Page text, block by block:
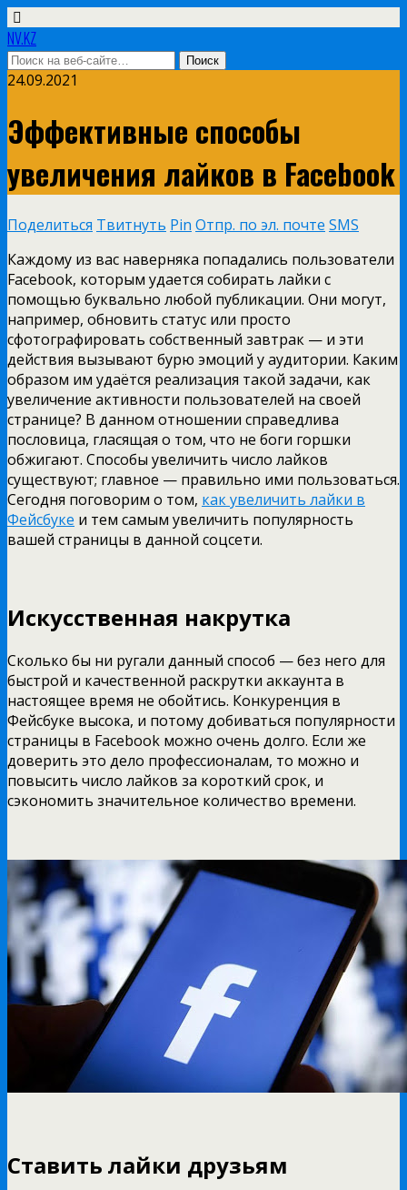
NV.KZ
24.09.2021
Эффективные способы
увеличения лайков в Facebook
Поделиться Твитнуть Pin Отпр. по эл. почте SMS
Каждому из вас наверняка попадались пользователи
Facebook, которым удается собирать лайки с
помощью буквально любой публикации. Они могут,
например, обновить статус или просто
сфотографировать собственный завтрак — и эти
действия вызывают бурю эмоций у аудитории. Каким
образом им удаётся реализация такой задачи, как
увеличение активности пользователей на своей
странице? В данном отношении справедлива
пословица, гласящая о том, что не боги горшки
обжигают. Способы увеличить число лайков
существуют; главное — правильно ими пользоваться.
Сегодня поговорим о том, как увеличить лайки в
Фейсбуке и тем самым увеличить популярность
вашей страницы в данной соцсети.
Искусственная накрутка
Сколько бы ни ругали данный способ — без него для
быстрой и качественной раскрутки аккаунта в
настоящее время не обойтись. Конкуренция в
Фейсбуке высока, и потому добиваться популярности
страницы в Facebook можно очень долго. Если же
доверить это дело профессионалам, то можно и
повысить число лайков за короткий срок, и
сэкономить значительное количество времени.
Ставить лайки друзьям